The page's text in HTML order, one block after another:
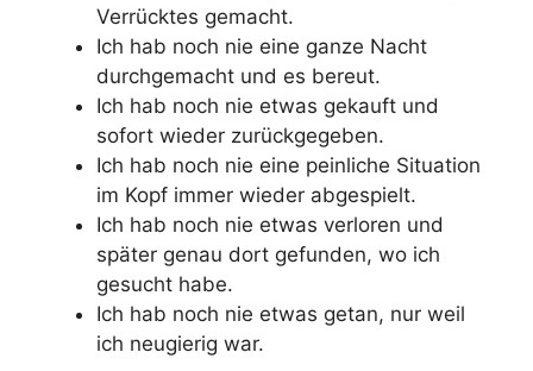
Verrücktes gemacht.
Ich hab noch nie eine ganze Nacht
durchgemacht und es bereut.
Ich hab noch nie etwas gekauft und
sofort wieder zurückgegeben.
Ich hab noch nie eine peinliche Situation
im Kopf immer wieder abgespielt.
Ich hab noch nie etwas verloren und
später genau dort gefunden, wo ich
gesucht habe.
Ich hab noch nie etwas getan, nur weil
ich neugierig war.